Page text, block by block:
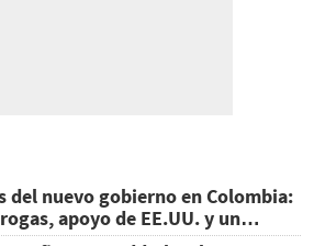
del nuevo gobierno en Colombia:
apoyo de EE.UU. y un